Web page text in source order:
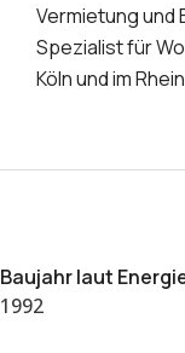
Vermietung und
Spezialist für
Köln und im
Baujahr laut
1992